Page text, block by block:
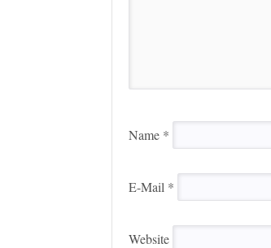
Name *
E-Mail *
Website